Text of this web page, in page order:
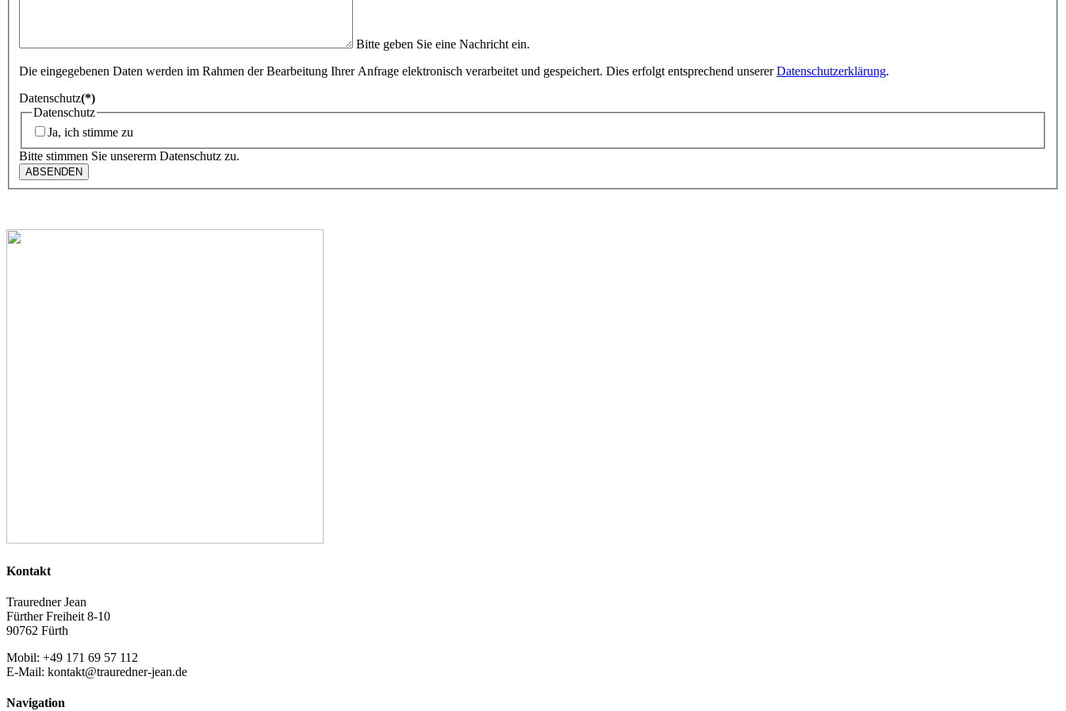
Bitte geben Sie eine Nachricht ein.
Die eingegebenen Daten werden im Rahmen der Bearbeitung Ihrer Anfrage elektronisch verarbeitet und gespeichert. Dies erfolgt entsprechend unsererDatenschutzerklärung.
Datenschutz(*)
Datenschutz
Ja, ich stimme zu
Bitte stimmen Sie unsererm Datenschutz zu.
ABSENDEN
Kontakt
Trauredner Jean
Fürther Freiheit 8-10
90762 Fürth
Mobil: +49 171 69 57 112
E-Mail: kontakt@trauredner-jean.de
Navigation